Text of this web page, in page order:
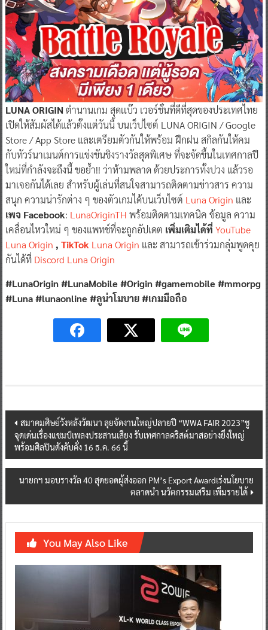
LUNA ORIGIN ตำนานเกม สุดเเบ๊ว เวอร์ชั่นที่ดีที่สุดของประเทศไทย
เปิดให้สัมผัสได้แล้วตั้งแต่วันนี้ บนเว็ปไซต์ LUNA ORIGIN / Google
Store / App Store และเตรียมตัวกันให้พร้อม ฝึกฝน สกิลกันให้คม
กับทัวร์นาเมนต์การแข่งขันชิงรางวัลสุดพิเศษ ที่จะจัดขึ้นในเทศกาลปี
ใหม่ที่กำลังจะถึงนี้ ขอย้ำ!! ว่าห้ามพลาด ด้วยประการทั้งปวง แล้วรอ
มาเจอกันได้เลย สำหรับผู้เล่นที่สนใจสามารถติดตามข่าวสาร ความ
สนุก ความน่ารักต่าง ๆ ของตัวเกมได้บนเว็บไซต์ Luna Origin และ
เพจ Facebook: LunaOriginTH พร้อมติดตามเทคนิค ข้อมูล ความ
เคลื่อนไหวใหม่ ๆ ของแพทช์ที่จะถูกอัปเดต เพิ่มเติมได้ที่ YouTube
Luna Origin , TikTok Luna Origin และ สามารถเข้าร่วมกลุ่มพูดคุย
กันได้ที่ Discord Luna Origin
#LunaOrigin #LunaMobile #Origin #gamemobile #mmorpg
#Luna #lunaonline #ลูน่าโมบาย #เกมมือถือ
Post
navigation
สมาคมศิษย์วังหลังวัฒนา ลุยจัดงานใหญ่ปลายปี “WWA FAIR 2023”ชู
จุดเด่นเรื่องแชมป์เพลงประสานเสียง รับเทศกาลคริสต์มาสอย่างยิ่งใหญ่
พร้อมศิลปินดังคับคั่ง 16 ธ.ค. 66 นี้
นายกฯ มอบรางวัล 40 สุดยอดผู้ส่งออก PM’s Export Awardเร่งนโยบาย
ตลาดนำ นวัตกรรมเสริม เพิ่มรายได้
You May Also Like